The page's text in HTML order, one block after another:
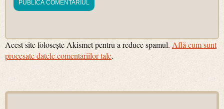
Acest site folosește Akismet pentru a reduce spamul. Află cum sunt
procesate datele comentariilor tale.